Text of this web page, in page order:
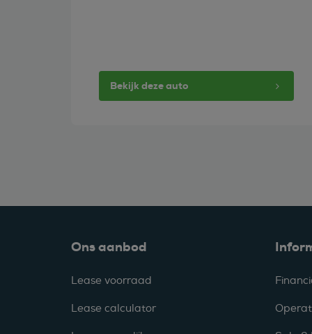
Bekijk deze auto
Ons aanbod
Lease voorraad
Lease calculator